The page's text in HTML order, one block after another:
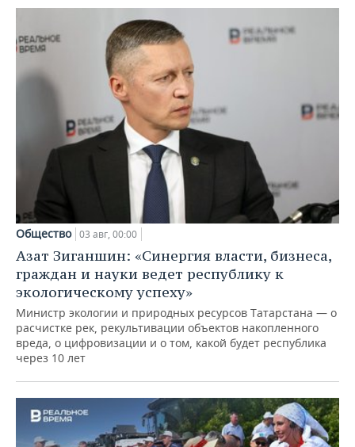
Общество 03 авг, 00:00
Азат Зиганшин: «Синергия власти, бизнеса,
граждан и науки ведет республику к
экологическому успеху»
Министр экологии и природных ресурсов Татарстана — о
расчистке рек, рекультивации объектов накопленного
вреда, о цифровизации и о том, какой будет республика
через 10 лет